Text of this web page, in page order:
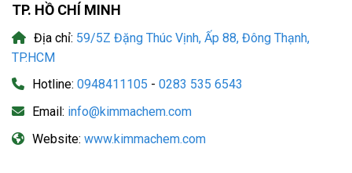
TP. HỒ CHÍ MINH
Địa chỉ: 59/5Z Đặng Thúc Vịnh, Ấp 88, Đông Thạnh,
TP.HCM
Hotline: 0948411105 - 0283 535 6543
Email: info@kimmachem.com
Website: www.kimmachem.com